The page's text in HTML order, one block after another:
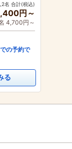
2名 合計(税込)
円～
4,700円～
の予約で
る